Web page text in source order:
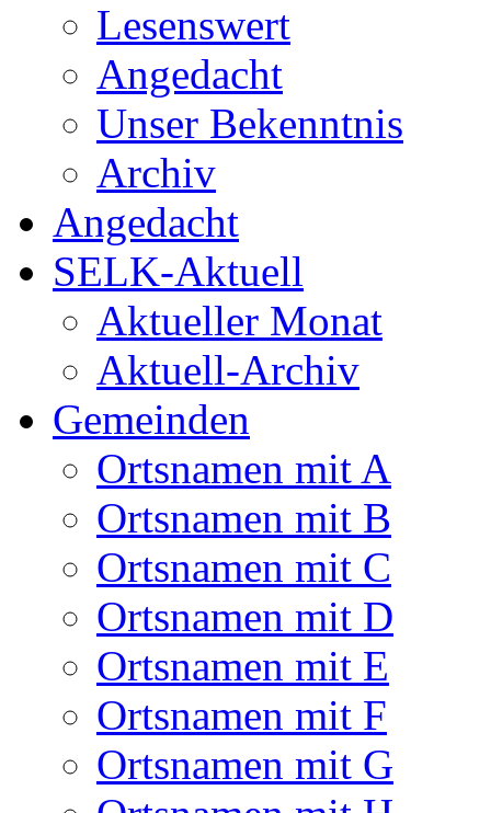
Lesenswert
Angedacht
Unser Bekenntnis
Archiv
Angedacht
SELK-Aktuell
Aktueller Monat
Aktuell-Archiv
Gemeinden
Ortsnamen mit A
Ortsnamen mit B
Ortsnamen mit C
Ortsnamen mit D
Ortsnamen mit E
Ortsnamen mit F
Ortsnamen mit G